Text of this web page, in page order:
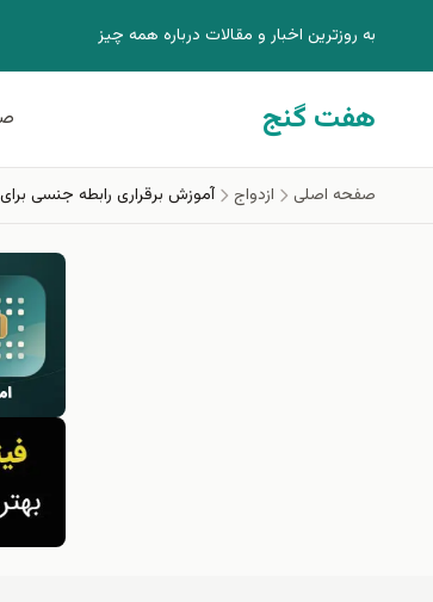
به روزترين اخبار و مقالات درباره همه چيز
هفت گنج
صفحه اصلی ازدواج آموزش برقراری رابطه جنسی